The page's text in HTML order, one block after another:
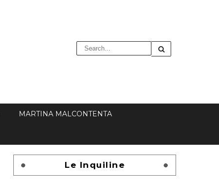
MARTINA MALCONTENTA
Le Inquiline